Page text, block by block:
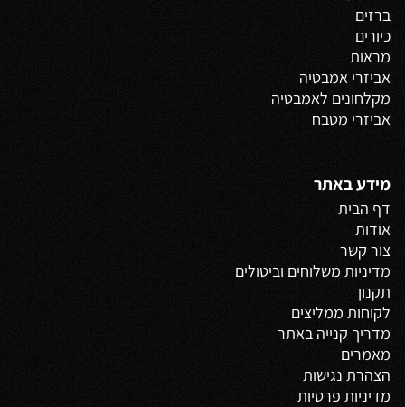
ברזים
כיורים
מראות
אביזרי אמבטיה
מקלחונים לאמבטיה
אביזרי מטבח
מידע באתר
דף הבית
אודות
צור קשר
מדיניות משלוחים וביטולים
תקנון
לקוחות ממליצים
מדריך קנייה באתר
מאמרים
הצהרת נגישות
מדיניות פרטיות